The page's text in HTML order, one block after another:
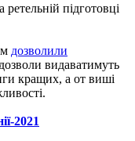
підготовці
дозволили
видаватимуть
кращих, а от виші
2021